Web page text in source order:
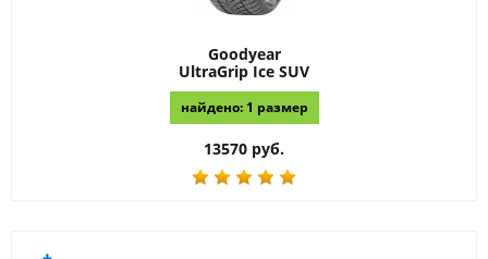
Goodyear
UltraGrip Ice SUV
найдено: 1 размер
13570 руб.